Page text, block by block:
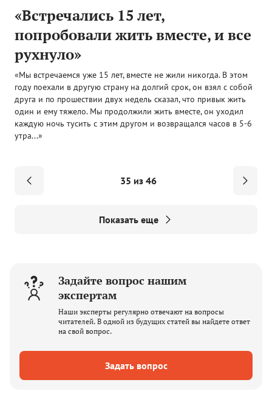
«Встречались 15 лет,
попробовали жить вместе, и все
рухнуло»
«Мы встречаемся уже 15 лет, вместе не жили никогда. В этом
году поехали в другую страну на долгий срок, он взял с собой
друга и по прошествии двух недель сказал, что привык жить
один и ему тяжело. Мы продолжили жить вместе, он уходил
каждую ночь тусить с этим другом и возвращался часов в 5-6
утра...»
35 из 46
Показать еще
Задайте вопрос нашим
экспертам
Наши эксперты регулярно отвечают на вопросы
читателей. В одной из будущих статей вы найдете ответ
на свой вопрос.
Задать вопрос